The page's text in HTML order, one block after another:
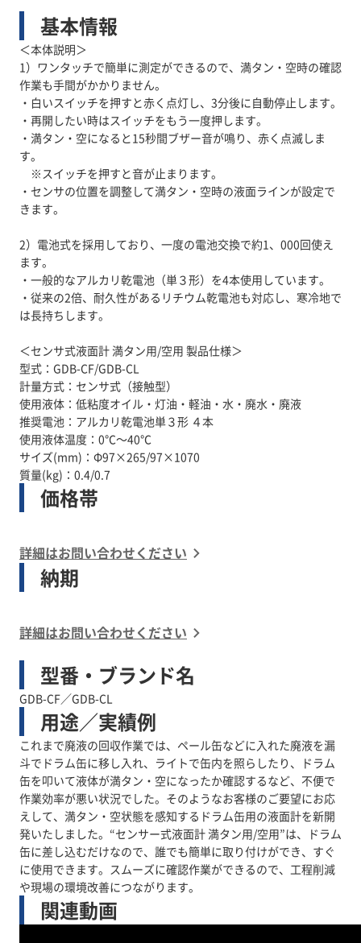
基本情報
＜本体説明＞
1）ワンタッチで簡単に測定ができるので、満タン・空時の確認
作業も手間がかかりません。
・白いスイッチを押すと赤く点灯し、3分後に自動停止します。
・再開したい時はスイッチをもう一度押します。
・満タン・空になると15秒間ブザー音が鳴り、赤く点滅しま
す。
※スイッチを押すと音が止まります。
・センサの位置を調整して満タン・空時の液面ラインが設定で
きます。
2）電池式を採用しており、一度の電池交換で約1、000回使え
ます。
・一般的なアルカリ乾電池（単３形）を4本使用しています。
・従来の2倍、耐久性があるリチウム乾電池も対応し、寒冷地で
は長持ちします。
＜センサ式液面計 満タン用/空用 製品仕様＞
型式：GDB-CF/GDB-CL
計量方式：センサ式（接触型）
使用液体：低粘度オイル・灯油・軽油・水・廃水・廃液
推奨電池：アルカリ乾電池単３形 ４本
使用液体温度：0℃～40℃
サイズ(mm)：Φ97×265/97×1070
質量(kg)：0.4/0.7
価格帯
詳細はお問い合わせください
納期
詳細はお問い合わせください
型番・ブランド名
GDB-CF／GDB-CL
用途／実績例
これまで廃液の回収作業では、ペール缶などに入れた廃液を漏
斗でドラム缶に移し入れ、ライトで缶内を照らしたり、ドラム
缶を叩いて液体が満タン・空になったか確認するなど、不便で
作業効率が悪い状況でした。そのようなお客様のご要望にお応
えして、満タン・空状態を感知するドラム缶用の液面計を新開
発いたしました。“センサー式液面計 満タン用/空用”は、ドラム
缶に差し込むだけなので、誰でも簡単に取り付けができ、すぐ
に使用できます。スムーズに確認作業ができるので、工程削減
や現場の環境改善につながります。
関連動画